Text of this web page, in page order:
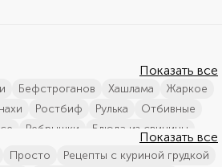
Показать все
бефстроганов хашлама
жаркое
ростбиф рулька
отбивные
ребрышки
блюда из свинины
мясные рулеты
мясо тушеное
Показать все
просто
рецепты с куриной грудкой